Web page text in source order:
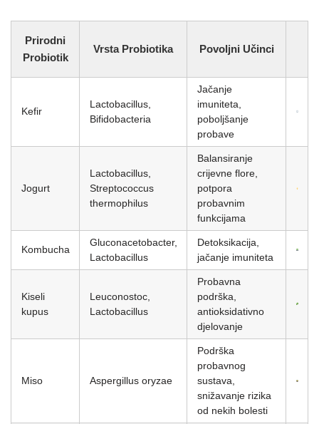
Prirodni
Probiotik
Vrsta Probiotika Povoljni Učinci
Kefir
Lactobacillus,
Bifidobacteria
Jačanje
imuniteta,
poboljšanje
probave
Jogurt
Lactobacillus,
Streptococcus
thermophilus
Balansiranje
crijevne flore,
potpora
probavnim
funkcijama
Kombucha
Gluconacetobacter,
Lactobacillus
Detoksikacija,
jačanje imuniteta
Kiseli
kupus
Leuconostoc,
Lactobacillus
Probavna
podrška,
antioksidativno
djelovanje
Miso Aspergillus oryzae
Podrška
probavnog
sustava,
snižavanje rizika
od nekih bolesti